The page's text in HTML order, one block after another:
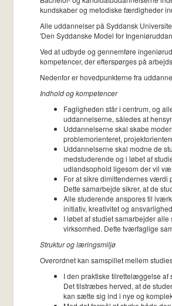
kundskaber og metodiske færdigheder
Alle uddannelser på Syddansk
'Den Syddanske Model for
Ved at udbyde og gennemføre
kompetencer, der efterspørges på
Nedenfor er hovedpunkterne fra
Indhold og kompetencer
Fagligheden står i centrum, og
uddannelserne, således at
Uddannelserne skal skabe
problemorienteret,
Uddannelserne skal modne de
medstuderende og i løbet af
udlandsophold ligesom der vil
For at sikre dimittendernes værdi
Dette samarbejde sikrer, at de
Alle studerende anspores til
initiativ, kreativitet og
I løbet af studiet samarbejder
virksomhed. Dette tværfaglige
Struktur og læringsmiljø
Overordnet kan samspillet mellem
I den praktiske tilrettelæggelse af
Det tilstræbes herved, at de
kan sætte sig ind i nye og